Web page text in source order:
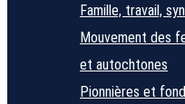
Famille, travail,
Mouvement des
et autochtones
Pionnières et